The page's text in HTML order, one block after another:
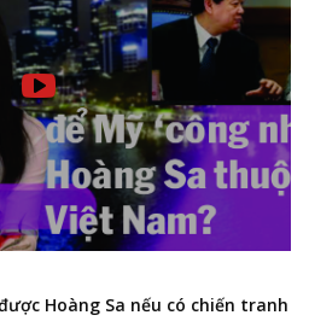
Hoàng Sa nếu có chiến tranh